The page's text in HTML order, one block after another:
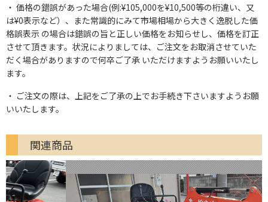
価格の錯誤があった場合(例:¥105,000を¥10,500等の桁違い、又
は¥0表示など）、また常識的にみて市場相場から大きく逸脱した価
格誤表示 の場合は錯誤の旨と正しい価格をお知らせし、価格を訂正
させて頂きます。状況によりましては、ご注文をお取消させていた
だく場合がありますので何卒ご了承 いただけますようお願いいたし
ます。
ご注文の際は、上記をご了承の上でお手続き下さいますようお願
いいたします。
関連商品